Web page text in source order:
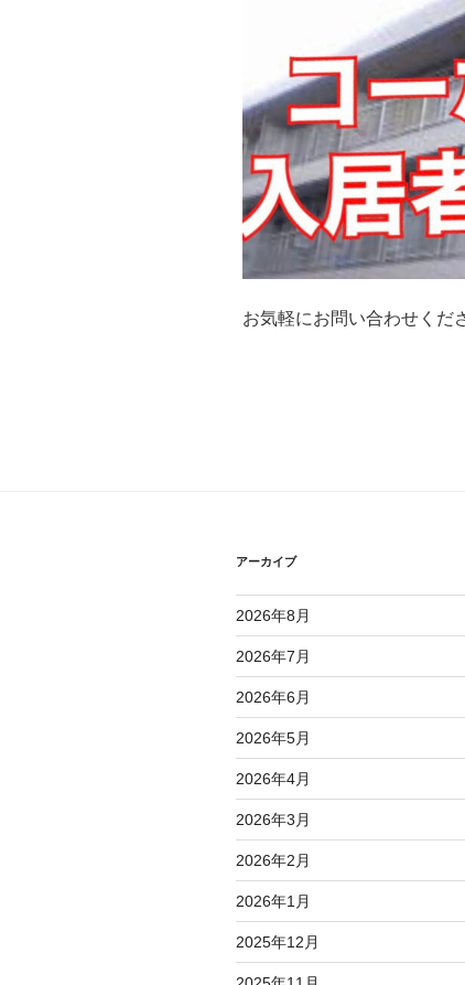
お気軽にお問い合わせくだ
アーカイブ
2026年8月
2026年7月
2026年6月
2026年5月
2026年4月
2026年3月
2026年2月
2026年1月
2025年12月